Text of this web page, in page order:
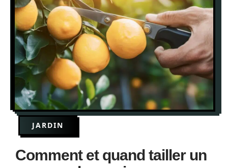
JARDIN
Comment et quand tailler un